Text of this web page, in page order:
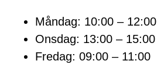
Måndag: 10:00 – 12:00
Onsdag: 13:00 – 15:00
Fredag: 09:00 – 11:00